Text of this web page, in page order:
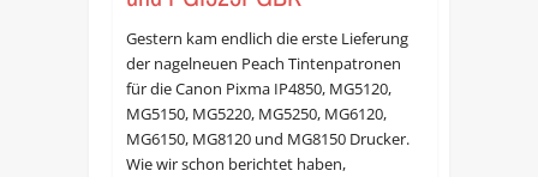
Gestern kam endlich die erste Lieferung
der nagelneuen Peach Tintenpatronen
für die Canon Pixma IP4850, MG5120,
MG5150, MG5220, MG5250, MG6120,
MG6150, MG8120 und MG8150 Drucker.
Wie wir schon berichtet haben,